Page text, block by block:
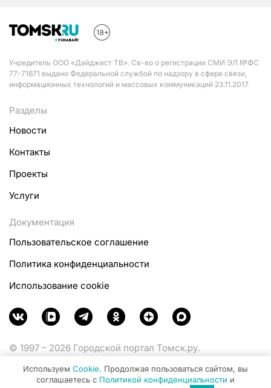
Учредитель ООО «Дайджест ТВ». Св-во о регистрации СМИ ЭЛ №ФС
77-71671 выдано Федеральной службой по надзору в сфере связи,
информационных технологий и массовых коммуникаций 23.11.2017
Разделы
Новости
Контакты
Проекты
Услуги
Документация
Пользовательское соглашение
Политика конфиденциальности
Использование cookie
© 1997 – 2026 Городской портал Томск.ру.
Министерства цифрового развития, связи и массовых
Используем Cookie. Продолжая пользоваться сайтом, вы
соглашаетесь с Политикой конфиденциальности и